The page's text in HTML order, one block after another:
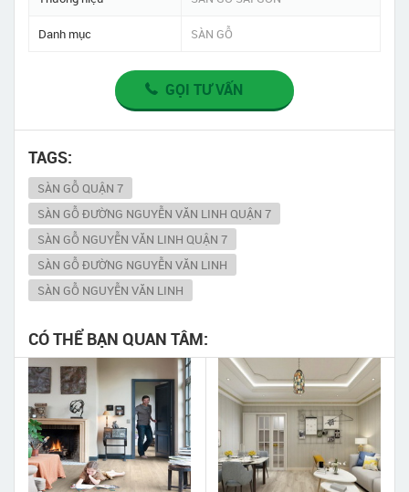
Danh mục SÀN GỖ
GỌI TƯ VẤN
TAGS:
SÀN GỖ QUẬN 7
SÀN GỖ ĐƯỜNG NGUYỄN VĂN LINH QUẬN 7
SÀN GỖ NGUYỄN VĂN LINH QUẬN 7
SÀN GỖ ĐƯỜNG NGUYỄN VĂN LINH
SÀN GỖ NGUYỄN VĂN LINH
CÓ THỂ BẠN QUAN TÂM: